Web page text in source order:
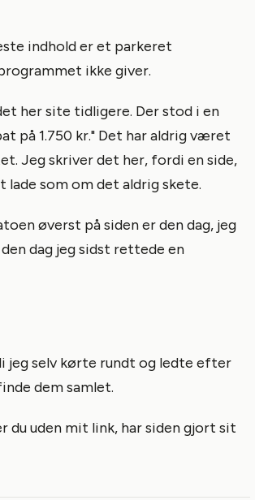
indhold er et parkeret
ikke giver.
her site tidligere. Der stod i en
på 1.750 kr." Det har aldrig været
Jeg skriver det her, fordi en side,
som om det aldrig skete.
øverst på siden er den dag, jeg
dag jeg sidst rettede en
jeg selv kørte rundt og ledte efter
dem samlet.
du uden mit link, har siden gjort sit